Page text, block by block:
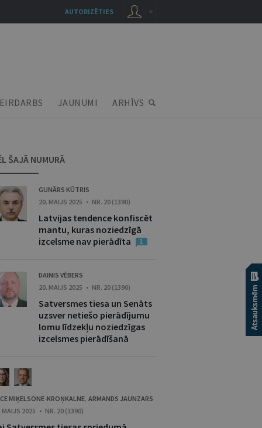
JAUNUMI ARHĪVS
ŠAJĀ NUMURĀ
GUNĀRS KŪTRIS
20. MAIJS 2025 • NR. 20 (1390)
Latvijas tendence konfiscēt
mantu, kuras noziedzīgā
izcelsme nav pierādīta
1
DAINIS VĒBERS
20. MAIJS 2025 • NR. 20 (1390)
Satversmes tiesa un Senāts
uzsver netiešo pierādījumu
lomu līdzekļu noziedzīgas
izcelsmes pierādīšanā
MIĶELSONE-KROŅKALNE, ARMANDS JAUNZARS
MAIJS 2025 • NR. 20 (1390)
AUTORIZĒTIES